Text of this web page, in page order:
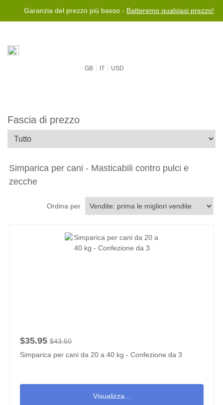
Garanzia del prezzo più basso - Batteremo qualsiasi prezzo!
GB IT USD
Fascia di prezzo
Simparica per cani - Masticabili contro pulci e
zecche
Ordina per
$35.95 $43.50
Simparica per cani da 20 a 40 kg - Confezione da 3
Visualizza...